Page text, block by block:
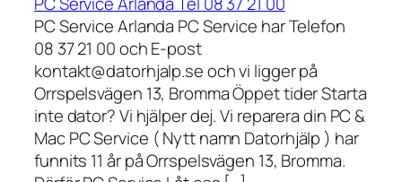
PC Service Arlanda PC Service har Telefon
08 37 21 00 och E-post
kontakt@datorhjalp.se och vi ligger på
Orrspelsvägen 13, Bromma Öppet tider Starta
inte dator? Vi hjälper dej. Vi reparera din PC &
Mac PC Service ( Nytt namn Datorhjälp ) har
funnits 11 år på Orrspelsvägen 13, Bromma.